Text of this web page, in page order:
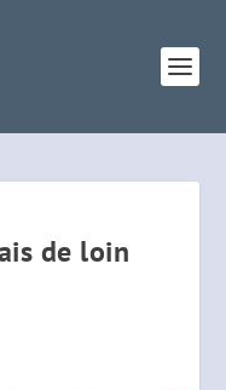
de loin